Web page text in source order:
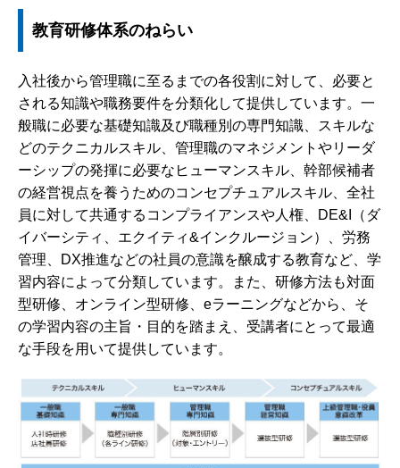
教育研修体系のねらい
入社後から管理職に至るまでの各役割に対して、必要と
される知識や職務要件を分類化して提供しています。一
般職に必要な基礎知識及び職種別の専門知識、スキルな
どのテクニカルスキル、管理職のマネジメントやリーダ
ーシップの発揮に必要なヒューマンスキル、幹部候補者
の経営視点を養うためのコンセプチュアルスキル、全社
員に対して共通するコンプライアンスや人権、DE&I（ダ
イバーシティ、エクイティ&インクルージョン）、労務
管理、DX推進などの社員の意識を醸成する教育など、学
習内容によって分類しています。また、研修方法も対面
型研修、オンライン型研修、eラーニングなどから、そ
の学習内容の主旨・目的を踏まえ、受講者にとって最適
な手段を用いて提供しています。